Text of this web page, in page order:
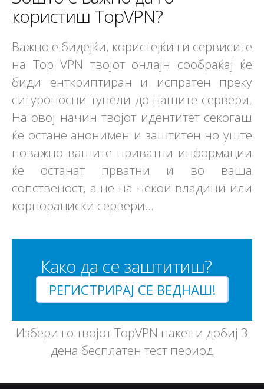
користиш TopVPN?
Важно е бидејќи, користејќи ги сервисите
на Top VPN твојот онлајн сообраќај ќе
биди енткриптиран и испратен преку
сигуроносни тунели до нашите сервери.
На овој начин твојот идентитет секогаш
ќе остане анонимен и заштитен но уште
поважно вашите приватни информации
ќе останат прватни и во ваша
сопственост, а не на некои владини или
корпорациски сервери...
Како да се заштитиш?
РЕГИСТРИРАЈ СЕ ВЕДНАШ!
Избери го твојот TopVPN пакет и добиј 3
дена бесплатен тест период